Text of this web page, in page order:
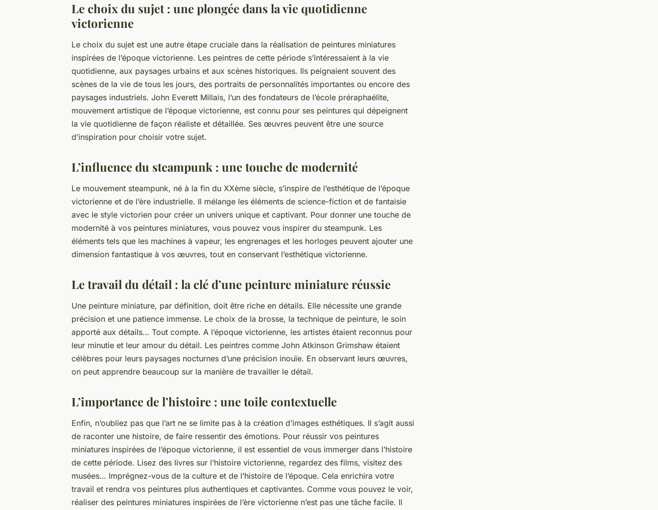
Le choix du sujet : une plongée dans la vie quotidienne
victorienne
Le choix du sujet est une autre étape cruciale dans la réalisation de peintures miniatures
inspirées de l’époque victorienne. Les peintres de cette période s’intéressaient à la vie
quotidienne, aux paysages urbains et aux scènes historiques. Ils peignaient souvent des
scènes de la vie de tous les jours, des portraits de personnalités importantes ou encore des
paysages industriels. John Everett Millais, l’un des fondateurs de l’école préraphaélite,
mouvement artistique de l’époque victorienne, est connu pour ses peintures qui dépeignent
la vie quotidienne de façon réaliste et détaillée. Ses œuvres peuvent être une source
d’inspiration pour choisir votre sujet.
L’influence du steampunk : une touche de modernité
Le mouvement steampunk, né à la fin du XXème siècle, s’inspire de l’esthétique de l’époque
victorienne et de l’ère industrielle. Il mélange les éléments de science-fiction et de fantaisie
avec le style victorien pour créer un univers unique et captivant. Pour donner une touche de
modernité à vos peintures miniatures, vous pouvez vous inspirer du steampunk. Les
éléments tels que les machines à vapeur, les engrenages et les horloges peuvent ajouter une
dimension fantastique à vos œuvres, tout en conservant l’esthétique victorienne.
Le travail du détail : la clé d’une peinture miniature réussie
Une peinture miniature, par définition, doit être riche en détails. Elle nécessite une grande
précision et une patience immense. Le choix de la brosse, la technique de peinture, le soin
apporté aux détails… Tout compte. A l’époque victorienne, les artistes étaient reconnus pour
leur minutie et leur amour du détail. Les peintres comme John Atkinson Grimshaw étaient
célèbres pour leurs paysages nocturnes d’une précision inouïe. En observant leurs œuvres,
on peut apprendre beaucoup sur la manière de travailler le détail.
L’importance de l’histoire : une toile contextuelle
Enfin, n’oubliez pas que l’art ne se limite pas à la création d’images esthétiques. Il s’agit aussi
de raconter une histoire, de faire ressentir des émotions. Pour réussir vos peintures
miniatures inspirées de l’époque victorienne, il est essentiel de vous immerger dans l’histoire
de cette période. Lisez des livres sur l’histoire victorienne, regardez des films, visitez des
musées… Imprégnez-vous de la culture et de l’histoire de l’époque. Cela enrichira votre
travail et rendra vos peintures plus authentiques et captivantes. Comme vous pouvez le voir,
réaliser des peintures miniatures inspirées de l’ère victorienne n’est pas une tâche facile. Il